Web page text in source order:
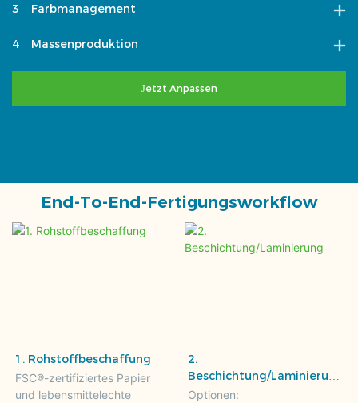
3 Farbmanagement
4 Massenproduktion
Jetzt Anpassen
End-To-End-Fertigungsworkflow
1. Rohstoffbeschaffung
FSC®-zertifiziertes Papier
und lebensmittelechte
2.
Beschichtung/Laminierun
g
Optionen: